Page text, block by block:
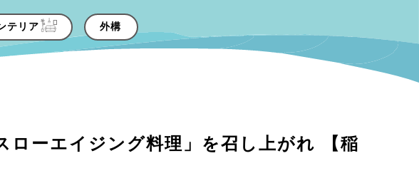
テリア 外構
ローエイジング料理」を召し上がれ 【稲